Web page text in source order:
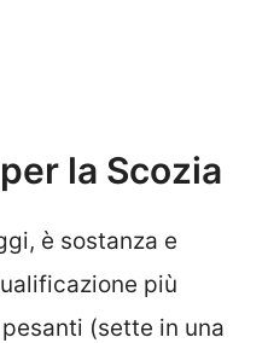
la Scozia
è sostanza e
più
(sette in una